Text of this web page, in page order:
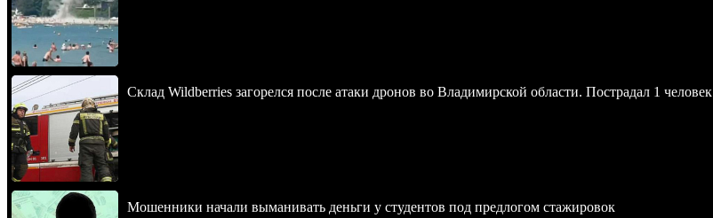
Склад Wildberries загорелся после атаки дронов во Владимирской области. Пострадал 1 человек
Мошенники начали выманивать деньги у студентов под предлогом стажировок